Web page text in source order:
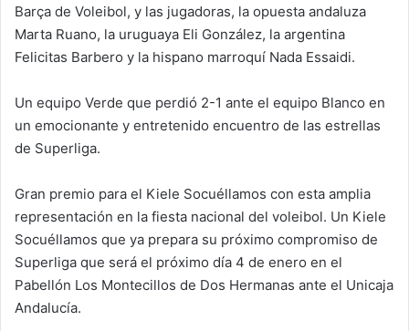
Barça de Voleibol, y las jugadoras, la opuesta andaluza
Marta Ruano, la uruguaya Eli González, la argentina
Felicitas Barbero y la hispano marroquí Nada Essaidi.
Un equipo Verde que perdió 2-1 ante el equipo Blanco en
un emocionante y entretenido encuentro de las estrellas
de Superliga.
Gran premio para el Kiele Socuéllamos con esta amplia
representación en la fiesta nacional del voleibol. Un Kiele
Socuéllamos que ya prepara su próximo compromiso de
Superliga que será el próximo día 4 de enero en el
Pabellón Los Montecillos de Dos Hermanas ante el Unicaja
Andalucía.